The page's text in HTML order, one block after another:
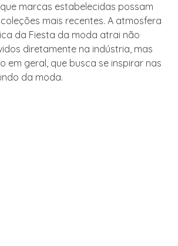
marcas estabelecidas possam
mais recentes. A atmosfera
da Fiesta da moda atrai não
diretamente na indústria, mas
em geral, que busca se inspirar nas
da moda.